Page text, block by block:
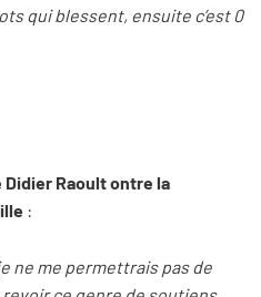
qui blessent, ensuite c’est 0
Raoult ontre la
:
ne me permettrais pas de